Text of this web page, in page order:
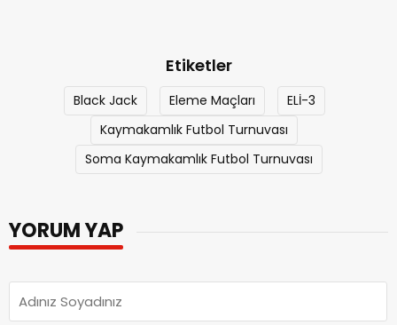
Etiketler
Black Jack Eleme Maçları
ELİ-3
Kaymakamlık Futbol Turnuvası
Soma Kaymakamlık Futbol Turnuvası
YORUM YAP